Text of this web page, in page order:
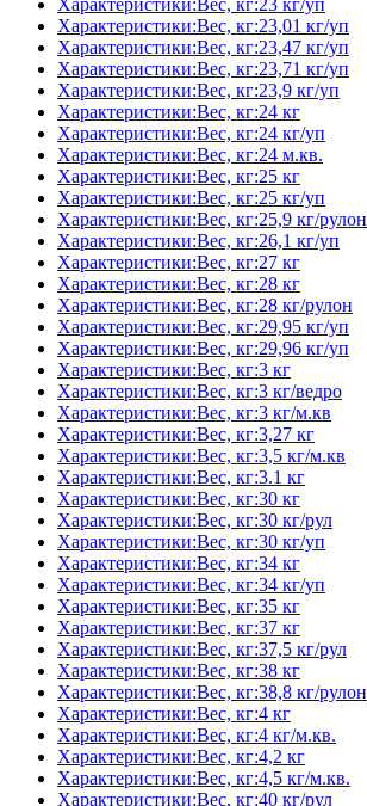
Характеристики:Вес, кг:23 кг/уп
Характеристики:Вес, кг:23,01 кг/уп
Характеристики:Вес, кг:23,47 кг/уп
Характеристики:Вес, кг:23,71 кг/уп
Характеристики:Вес, кг:23,9 кг/уп
Характеристики:Вес, кг:24 кг
Характеристики:Вес, кг:24 кг/уп
Характеристики:Вес, кг:24 м.кв.
Характеристики:Вес, кг:25 кг
Характеристики:Вес, кг:25 кг/уп
Характеристики:Вес, кг:25,9 кг/рулон
Характеристики:Вес, кг:26,1 кг/уп
Характеристики:Вес, кг:27 кг
Характеристики:Вес, кг:28 кг
Характеристики:Вес, кг:28 кг/рулон
Характеристики:Вес, кг:29,95 кг/уп
Характеристики:Вес, кг:29,96 кг/уп
Характеристики:Вес, кг:3 кг
Характеристики:Вес, кг:3 кг/ведро
Характеристики:Вес, кг:3 кг/м.кв
Характеристики:Вес, кг:3,27 кг
Характеристики:Вес, кг:3,5 кг/м.кв
Характеристики:Вес, кг:3.1 кг
Характеристики:Вес, кг:30 кг
Характеристики:Вес, кг:30 кг/рул
Характеристики:Вес, кг:30 кг/уп
Характеристики:Вес, кг:34 кг
Характеристики:Вес, кг:34 кг/уп
Характеристики:Вес, кг:35 кг
Характеристики:Вес, кг:37 кг
Характеристики:Вес, кг:37,5 кг/рул
Характеристики:Вес, кг:38 кг
Характеристики:Вес, кг:38,8 кг/рулон
Характеристики:Вес, кг:4 кг
Характеристики:Вес, кг:4 кг/м.кв.
Характеристики:Вес, кг:4,2 кг
Характеристики:Вес, кг:4,5 кг/м.кв.
Характеристики:Вес, кг:40 кг/рул